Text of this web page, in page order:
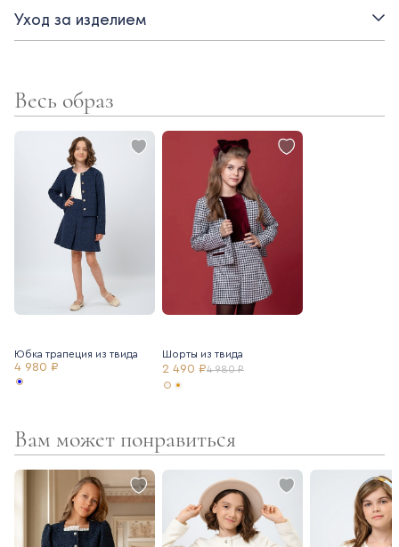
- застежка - декоративные пуговицы со стразами
- поливискозная подкладка
- фактурная трендовая ткань
Уход за изделием
Весь образ
Юбка трапеция из твида
4 980 ₽
Шорты из твида
2 490 ₽4 980 ₽
Вам может понравиться